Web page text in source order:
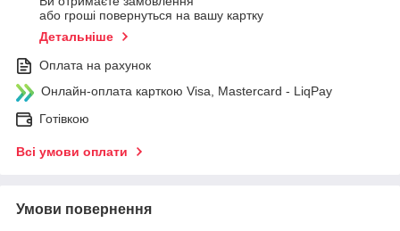
або гроші повернуться на вашу картку
Детальніше
Оплата на рахунок
Онлайн-оплата карткою Visa, Mastercard - LiqPay
Готівкою
Всі умови оплати
Умови повернення